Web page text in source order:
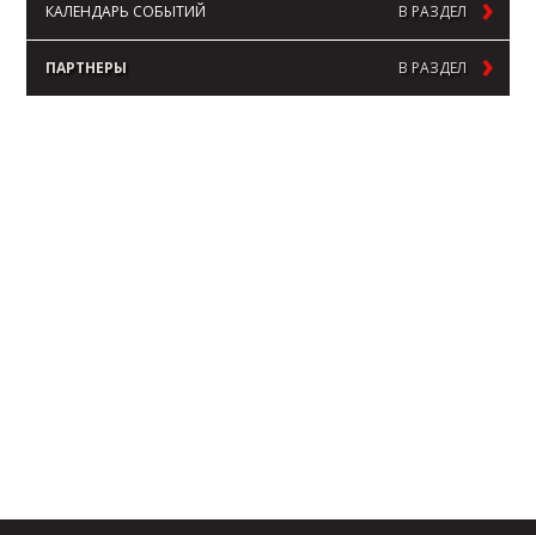
КАЛЕНДАРЬ СОБЫТИЙ В РАЗДЕЛ
ПАРТНЕРЫ В РАЗДЕЛ